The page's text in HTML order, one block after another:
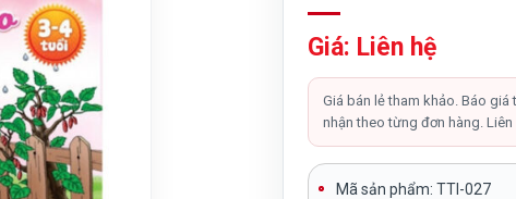
Giá: Liên hệ
Giá bán lẻ tham khảo. Báo giá
nhận theo từng đơn hàng.
Mã sản phẩm: TTI-027